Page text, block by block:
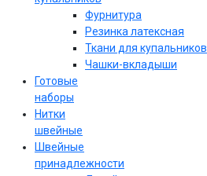
Фурнитура
Резинка латексная
Ткани для купальников
Чашки-вкладыши
Готовые
наборы
Нитки
швейные
Швейные
принадлежности